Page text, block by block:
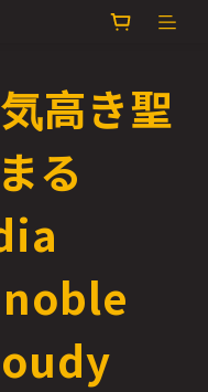
高き聖
る